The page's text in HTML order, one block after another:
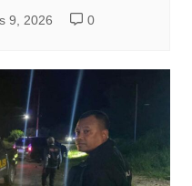
9, 2026 0